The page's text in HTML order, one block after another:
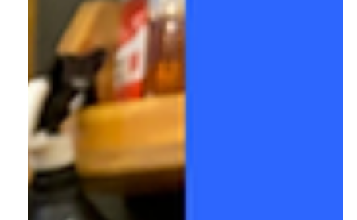
José Gabriel - PistãoWEB
6 de jul.
8 min de leitura
Como fazer água
desmineralizada: guia completo.
Descubra como fazer água desmineralizada, conheça
os principais métodos e veja por que as usinas Zero Ka
são a solução para produzir água desmineralizada e
deionizada